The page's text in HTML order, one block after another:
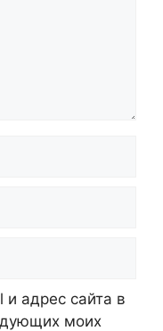
адрес сайта в
моих